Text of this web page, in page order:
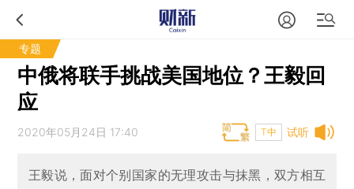
专题
中俄将联手挑战美国地位？王毅回
应
试听
2020年05月24日 17:40 T中
王毅说，面对个别国家的无理攻击与抹黑，双方相互